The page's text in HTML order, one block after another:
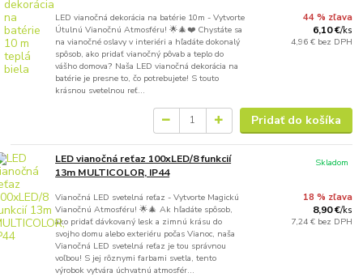
LED vianočná dekorácia na batérie 10m - Vytvorte
Útulnú Vianočnú Atmosféru! 🌟🎄❤️ Chystáte sa
na vianočné oslavy v interiéri a hľadáte dokonalý
spôsob, ako pridať vianočný pôvab a teplo do
vášho domova? Naša LED vianočná dekorácia na
batérie je presne to, čo potrebujete! S touto
krásnou svetelnou reť...
44 % zľava
6,10 €/ks
4,96 € bez DPH
Pridať do košíka
LED vianočná reťaz 100xLED/8 funkcií
13m MULTICOLOR, IP44
Vianočná LED svetelná reťaz - Vytvorte Magickú
Vianočnú Atmosféru! 🌟🎄 Ak hľadáte spôsob,
ako pridať dávkovaný lesk a zimnú krásu do
svojho domu alebo exteriéru počas Vianoc, naša
Vianočná LED svetelná reťaz je tou správnou
voľbou! S jej rôznymi farbami svetla, tento
výrobok vytvára úchvatnú atmosfér...
18 % zľava
8,90 €/ks
7,24 € bez DPH
Skladom